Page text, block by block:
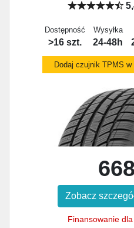
Dostępność
>16 szt.
Wysyłka
24-48h
Dodaj czujnik TPMS
668
Zobacz
Finansowanie